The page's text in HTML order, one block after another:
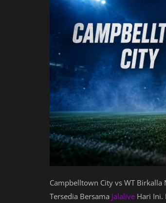
Campbelltown City vs WT Birkalla
Tersedia Bersama Jalalive Hari Ini.